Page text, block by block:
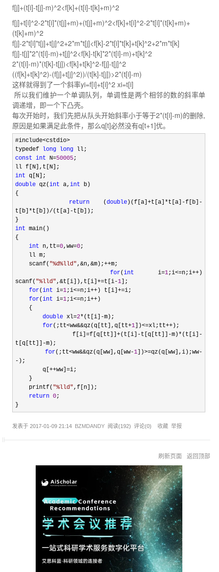
f[j]+(t[i]-t[j]-m)^2<f[k]+(t[i]-t[k]+m)^2
f[j]+t[i]^2-2*t[i]*(t[j]+m)+(t[j]+m)^2<f[k]+t[i]^2-2*t[i]*(t[k]+m)+
(t[k]+m)^2
f[j]-2*t[i]*t[j]+t[j]^2+2*m*t[j]<f[k]-2*t[i]*t[k]+t[k]^2+2*m*t[k]
f[j]-t[j]*2*(t[i]-m)+t[j]^2<f[k]-t[k]*2*(t[i]-m)+t[k]^2
2*(t[i]-m)*(t[k]-t[j])<f[k]+t[k]^2-f[j]-t[j]^2
((f[k]+t[k]^2)-(f[j]+t[j]^2))/(t[k]-t[j])>2*(t[i]-m)
这样就得到了一个斜率yi=f[i]+t[i]^2 xi=t[i]
所以我们维护一个单调队列，单调性是两个相邻的数的斜率单
调递增，即一个下凸壳。
每次开始时，我们先把从队头开始斜率小于等于2*(t[i]-m)的删除,
原因是如果满足此条件，那么q[t]必然没有q[t+1]优。
#include<cstdio>
typedef
long long
const int N=50005;
int
double qz(int a, int b)
{
return (double )(f[a]+t[a]*t[a]-f[b]-
t[b]*t[b])/(t[a]-t[b]);
int main()
{
int n,tt=0,ww=0;
    scanf(
"%d%lld",&n,&m);++m;
for(int i=1;i<=n;i++)
scanf( "%lld",&t[i]),t[i]+=t[i-1 ];
for(int i=1;i<=n;i++) t[i]+=i;
for(int i=1;i<=n;i++ )
double xl=2*(t[i]-m);
for(;tt<ww&&qz(q[tt],q[tt+1 ])<=xl;tt++ );
        f[i]
=f[q[tt]]+(t[i]-t[q[tt]]-m)*(t[i]-
t[q[tt]]-m);
for(;tt<ww&&qz(q[ww],q[ww-1 ])>=qz(q[ww],i);ww-
- );
        q[
++ww]=i;
    printf(
"%lld",f[n]);
return 0;
}
发表于 2017-01-09 21:14 BZMDANDY 阅读(192) 评论(0) 收藏 举报
刷新页面 返回顶部